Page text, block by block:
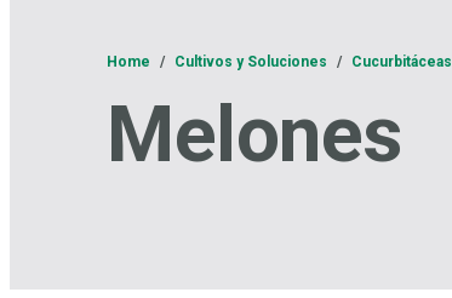
Home / Cultivos y Soluciones / Cucurbitáceas
Melones